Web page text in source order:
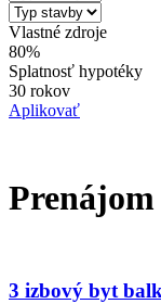
Vlastné zdroje
80%
Splatnosť hypotéky
30 rokov
Aplikovať
3 izbový byt